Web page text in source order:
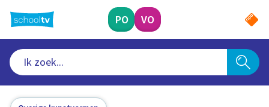
naar
hoofdinhoud
PO VO